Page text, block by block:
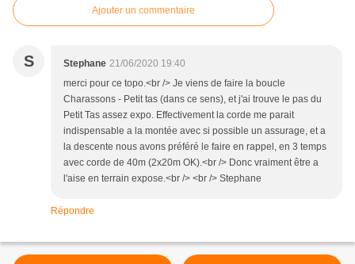
Ajouter un commentaire
S Stephane 21/06/2020 19:40
merci pour ce topo.<br /> Je viens de faire la boucle
Charassons - Petit tas (dans ce sens), et j'ai trouve le pas du
Petit Tas assez expo. Effectivement la corde me parait
indispensable a la montée avec si possible un assurage, et a
la descente nous avons préféré le faire en rappel, en 3 temps
avec corde de 40m (2x20m OK).<br /> Donc vraiment être a
l'aise en terrain expose.<br /> <br /> Stephane
Répondre